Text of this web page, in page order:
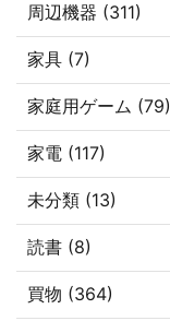
周辺機器 (311)
家具 (7)
家庭用ゲーム (79)
家電 (117)
未分類 (13)
読書 (8)
買物 (364)